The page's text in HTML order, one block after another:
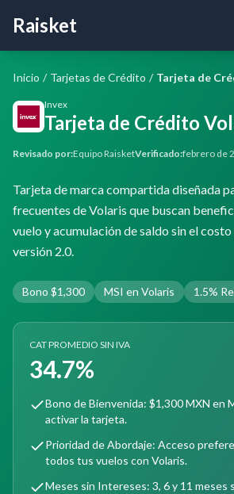
Raisket
Inicio / Tarjetas de Crédito /
Invex
Tarjeta de Crédito
Revisado por:Equipo RaisketVerificado:febrero de
Tarjeta de marca compartida diseñada
frecuentes de Volaris que buscan
vuelo y acumulación de saldo sin el
versión 2.0.
Bono $1,300 MSI en Volaris 1.5%
CAT PROMEDIO SIN IVA
34.7%
Bono de Bienvenida: $1,300 MXN en
activar la tarjeta.
Prioridad de Abordaje: Acceso
todos tus vuelos con Volaris.
Meses sin Intereses: 3, 6 y 11 meses